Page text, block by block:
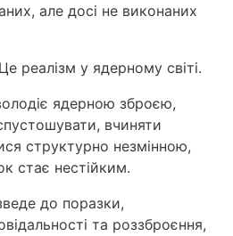
але досі не виконаних
реалізм у ядерному світі.
ядерною зброєю,
вчиняти
структурно незмінною,
стає нестійким.
до поразки,
та роззброєння,